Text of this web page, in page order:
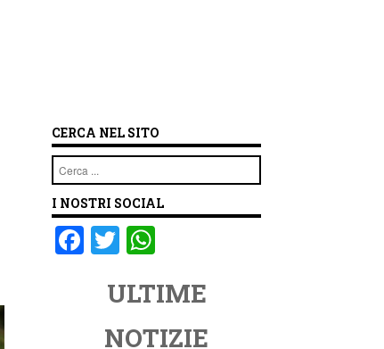
CERCA NEL SITO
Cerca
I NOSTRI SOCIAL
F T
tt
er
at
s
ULTIME
NOTIZIE